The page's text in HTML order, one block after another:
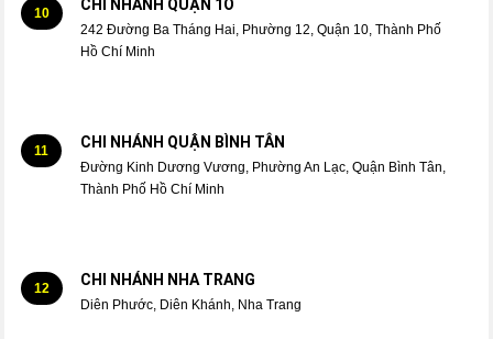
10 CHI NHÁNH QUẬN 1O
242 Đường Ba Tháng Hai, Phường 12, Quận 10, Thành Phố
Hồ Chí Minh
11 CHI NHÁNH QUẬN BÌNH TÂN
Đường Kinh Dương Vương, Phường An Lạc, Quận Bình Tân,
Thành Phố Hồ Chí Minh
12 CHI NHÁNH NHA TRANG
Diên Phước, Diên Khánh, Nha Trang